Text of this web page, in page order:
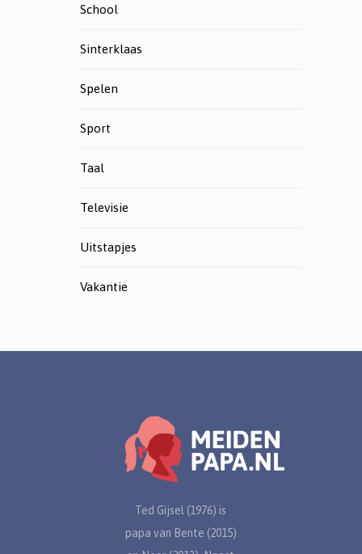
School
Sinterklaas
Spelen
Sport
Taal
Televisie
Uitstapjes
Vakantie
Ted Gijsel (1976) is
papa van Bente (2015)